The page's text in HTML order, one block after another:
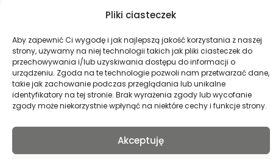
Pliki ciasteczek
Aby zapewnić Ci wygodę i jak najlepszą jakość korzystania z naszej
strony, używamy na niej technologii takich jak pliki ciasteczek do
przechowywania i/lub uzyskiwania dostępu do informacji o
urządzeniu. Zgoda na te technologie pozwoli nam przetwarzać dane,
takie jak zachowanie podczas przeglądania lub unikalne
identyfikatory na tej stronie. Brak wyrażenia zgody lub wycofanie
zgody może niekorzystnie wpłynąć na niektóre cechy i funkcje strony.
Akceptuję
Archiwum Główne Akt Dawnych
[mst-sidemenu]
[mst-sidemenu]
Polski(Польский) English(Английский)
Беларуская